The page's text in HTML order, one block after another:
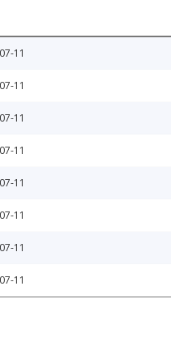
11
11
11
11
11
11
11
11